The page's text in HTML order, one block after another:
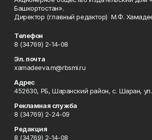
Башкортостан».
Директор (главный редактор) М.Ф.
Телефон
8 (34769) 2-14-08
Эл. почта
xamadeeva.m@rbsmi.ru
Адрес
452630, РБ, Шаранский район, с. Шаран, ул.
Рекламная служба
8 (34769) 2-24-09
Редакция
8 (34769) 2-14-08